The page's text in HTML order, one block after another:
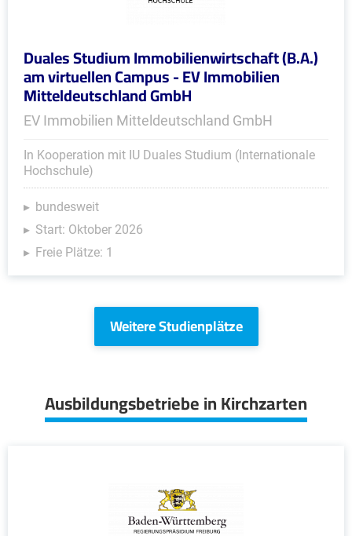
Duales Studium Immobilienwirtschaft (B.A.)
am virtuellen Campus - EV Immobilien
Mitteldeutschland GmbH
EV Immobilien Mitteldeutschland GmbH
In Kooperation mit IU Duales Studium (Internationale
Hochschule)
bundesweit
Start: Oktober 2026
Freie Plätze: 1
Weitere Studienplätze
Ausbildungsbetriebe in Kirchzarten